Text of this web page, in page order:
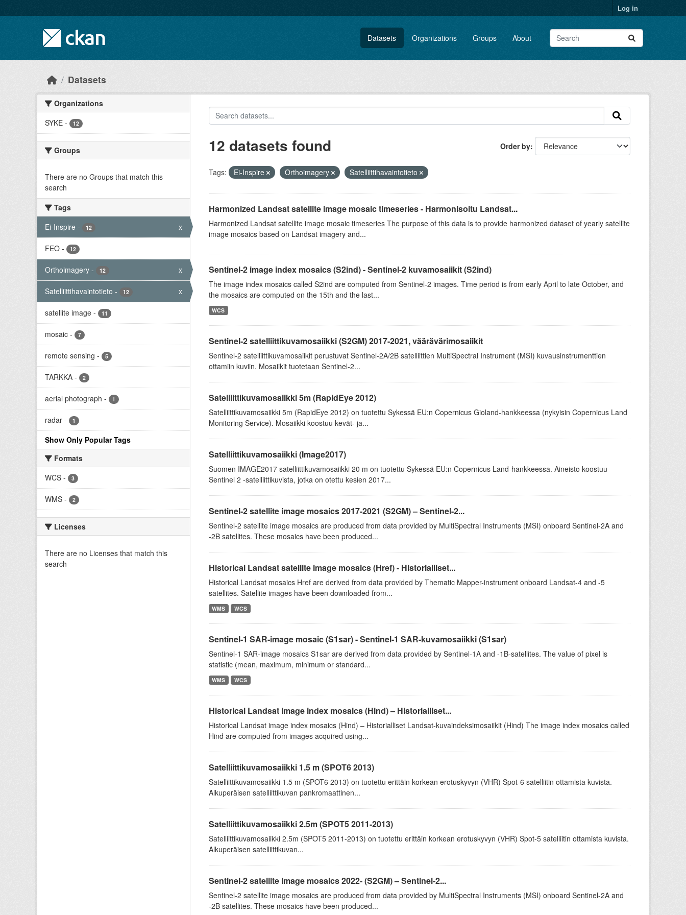
Log in
Datasets Organizations Groups About
Datasets
Organizations
SYKE - 12
Groups
There are no Groups that match this
search
Tags
Ei-Inspire - 12 x
FEO - 12
Orthoimagery - 12 x
Satelliittihavaintotieto - 12 x
satellite image - 11
mosaic - 7
remote sensing - 5
TARKKA - 2
aerial photograph - 1
radar - 1
Show Only Popular Tags
Formats
WCS - 3
WMS - 2
Licenses
There are no Licenses that match this
search
Order by
12 datasets found
Tags: Ei-Inspire Orthoimagery Satelliittihavaintotieto
Harmonized Landsat satellite image mosaic timeseries - Harmonisoitu Landsat...
Harmonized Landsat satellite image mosaic timeseries The purpose of this data is to provide harmonized dataset of yearly satellite
image mosaics based on Landsat imagery and...
Sentinel-2 image index mosaics (S2ind) - Sentinel-2 kuvamosaiikit (S2ind)
The image index mosaics called S2ind are computed from Sentinel-2 images. Time period is from early April to late October, and
the mosaics are computed on the 15th and the last...
WCS
Sentinel-2 satelliittikuvamosaiikki (S2GM) 2017-2021, väärävärimosaiikit
Sentinel-2 satelliittikuvamosaiikit perustuvat Sentinel-2A/2B satelliittien MultiSpectral Instrument (MSI) kuvausinstrumenttien
ottamiin kuviin. Mosaiikit tuotetaan Sentinel-2...
Satelliittikuvamosaiikki 5m (RapidEye 2012)
Satelliittikuvamosaiikki 5m (RapidEye 2012) on tuotettu Sykessä EU:n Copernicus Gioland-hankkeessa (nykyisin Copernicus Land
Monitoring Service). Mosaiikki koostuu kevät- ja...
Satelliittikuvamosaiikki (Image2017)
Suomen IMAGE2017 satelliittikuvamosaiikki 20 m on tuotettu Sykessä EU:n Copernicus Land-hankkeessa. Aineisto koostuu
Sentinel 2 -satelliittikuvista, jotka on otettu kesien 2017...
Sentinel-2 satellite image mosaics 2017-2021 (S2GM) – Sentinel-2...
Sentinel-2 satellite image mosaics are produced from data provided by MultiSpectral Instruments (MSI) onboard Sentinel-2A and
-2B satellites. These mosaics have been produced...
Historical Landsat satellite image mosaics (Href) - Historialliset...
Historical Landsat mosaics Href are derived from data provided by Thematic Mapper-instrument onboard Landsat-4 and -5
satellites. Satellite images have been downloaded from...
WMS WCS
Sentinel-1 SAR-image mosaic (S1sar) - Sentinel-1 SAR-kuvamosaiikki (S1sar)
Sentinel-1 SAR-image mosaics S1sar are derived from data provided by Sentinel-1A and -1B-satellites. The value of pixel is
statistic (mean, maximum, minimum or standard...
WMS WCS
Historical Landsat image index mosaics (Hind) – Historialliset...
Historical Landsat image index mosaics (Hind) – Historialliset Landsat-kuvaindeksimosaiikit (Hind) The image index mosaics called
Hind are computed from images acquired using...
Satelliittikuvamosaiikki 1.5 m (SPOT6 2013)
Satelliittikuvamosaiikki 1.5 m (SPOT6 2013) on tuotettu erittäin korkean erotuskyvyn (VHR) Spot-6 satelliitin ottamista kuvista.
Alkuperäisen satelliittikuvan pankromaattinen...
Satelliittikuvamosaiikki 2.5m (SPOT5 2011-2013)
Satelliittikuvamosaiikki 2.5m (SPOT5 2011-2013) on tuotettu erittäin korkean erotuskyvyn (VHR) Spot-5 satelliitin ottamista kuvista.
Alkuperäisen satelliittikuvan...
Sentinel-2 satellite image mosaics 2022- (S2GM) – Sentinel-2...
Sentinel-2 satellite image mosaics are produced from data provided by MultiSpectral Instruments (MSI) onboard Sentinel-2A and
-2B satellites. These mosaics have been produced...